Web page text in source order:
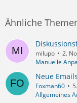
Ähnliche
milupo
2.
Manuelle
Neue
Foxman60
Allgemeines